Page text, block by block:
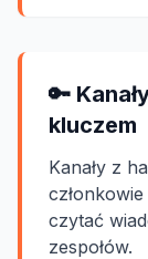
🔑
kluczem
Kanały z
czytać
zespołów.